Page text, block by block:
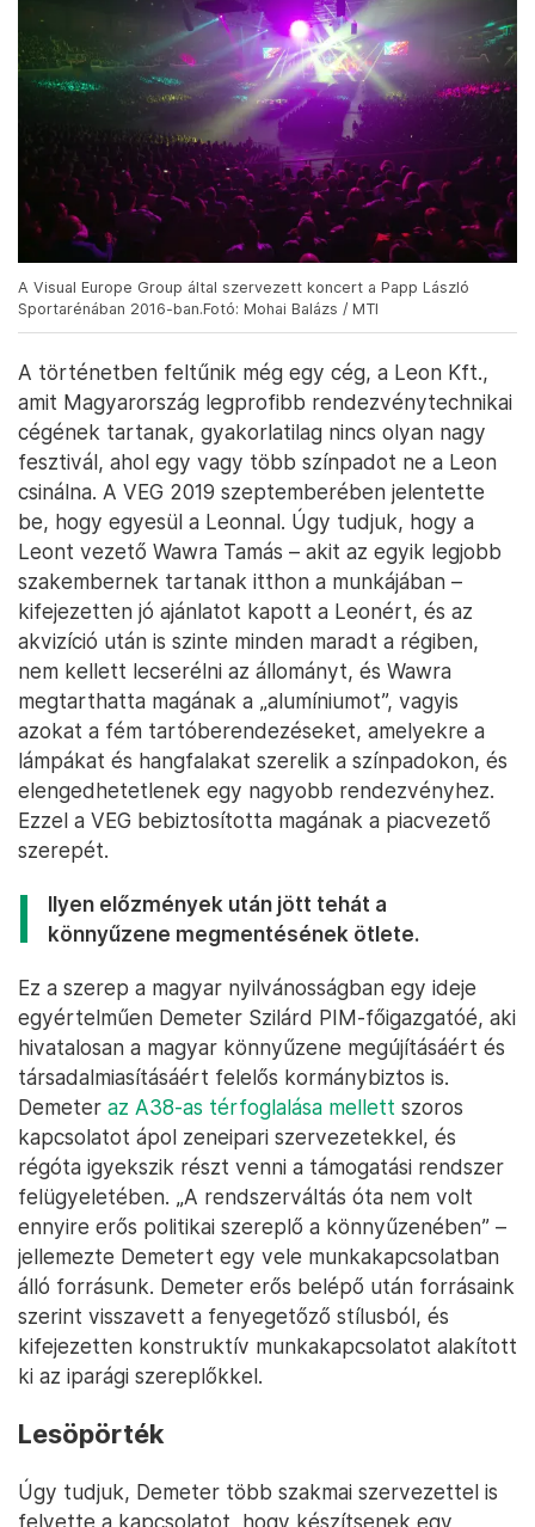
A Visual Europe Group által szervezett koncert a Papp László
Sportarénában 2016-ban.Fotó: Mohai Balázs / MTI
A történetben feltűnik még egy cég, a Leon Kft.,
amit Magyarország legprofibb rendezvénytechnikai
cégének tartanak, gyakorlatilag nincs olyan nagy
fesztivál, ahol egy vagy több színpadot ne a Leon
csinálna. A VEG 2019 szeptemberében jelentette
be, hogy egyesül a Leonnal. Úgy tudjuk, hogy a
Leont vezető Wawra Tamás – akit az egyik legjobb
szakembernek tartanak itthon a munkájában –
kifejezetten jó ajánlatot kapott a Leonért, és az
akvizíció után is szinte minden maradt a régiben,
nem kellett lecserélni az állományt, és Wawra
megtarthatta magának a „alumíniumot”, vagyis
azokat a fém tartóberendezéseket, amelyekre a
lámpákat és hangfalakat szerelik a színpadokon, és
elengedhetetlenek egy nagyobb rendezvényhez.
Ezzel a VEG bebiztosította magának a piacvezető
szerepét.
Ilyen előzmények után jött tehát a
könnyűzene megmentésének ötlete.
Ez a szerep a magyar nyilvánosságban egy ideje
egyértelműen Demeter Szilárd PIM-főigazgatóé, aki
hivatalosan a magyar könnyűzene megújításáért és
társadalmiasításáért felelős kormánybiztos is.
Demeter az A38-as térfoglalása mellett szoros
kapcsolatot ápol zeneipari szervezetekkel, és
régóta igyekszik részt venni a támogatási rendszer
felügyeletében. „A rendszerváltás óta nem volt
ennyire erős politikai szereplő a könnyűzenében” –
jellemezte Demetert egy vele munkakapcsolatban
álló forrásunk. Demeter erős belépő után forrásaink
szerint visszavett a fenyegetőző stílusból, és
kifejezetten konstruktív munkakapcsolatot alakított
ki az iparági szereplőkkel.
Lesöpörték
Úgy tudjuk, Demeter több szakmai szervezettel is
felvette a kapcsolatot, hogy készítsenek egy